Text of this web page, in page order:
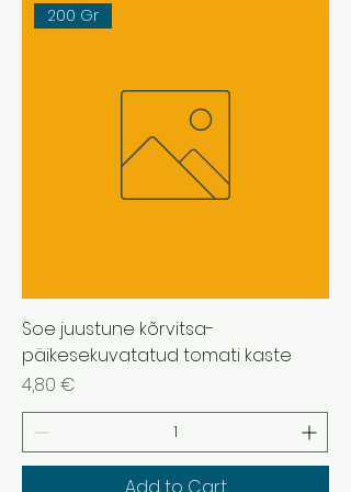
200 Gr
Soe juustune kõrvitsa-
päikesekuvatatud tomati kaste
Price
4,80 €
Add to Cart